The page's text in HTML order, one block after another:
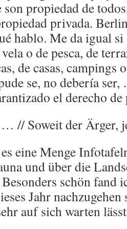
son propiedad de
privada.
hablo. Me da igual
o de pesca, de
de casas, campings
se, no debería
el derecho de
// Soweit der Ärger,
eine Menge
und über die
schön fand
Jahr
auf sich warten